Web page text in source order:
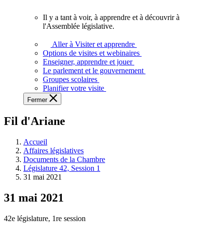
voir,
apprendre
et
à
à
législative.
Il y a tant à voir, à apprendre et à découvrir à
l'Assemblée législative.
Aller à Visiter et apprendre
Options de visites et webinaires
Enseigner, apprendre et jouer
Le parlement et le gouvernement
Groupes scolaires
Planifier votre visite
Fermer
Fil d'Ariane
Accueil
Affaires législatives
Documents de la Chambre
Législature 42, Session 1
31 mai 2021
31 mai 2021
42e législature, 1re session